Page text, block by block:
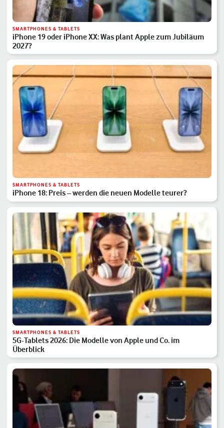
SMARTPHONES & TABLETS
iPhone 19 oder iPhone XX: Was plant Apple zum Jubiläum
2027?
SMARTPHONES & TABLETS
iPhone 18: Preis – werden die neuen Modelle teurer?
SMARTPHONES & TABLETS
5G-Tablets 2026: Die Modelle von Apple und Co. im
Überblick